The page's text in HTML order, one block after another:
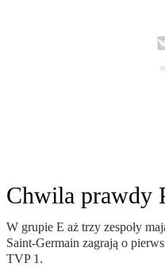
Chwila prawdy
W grupie E aż trzy zespoły
Saint-Germain zagrają o
TVP 1.